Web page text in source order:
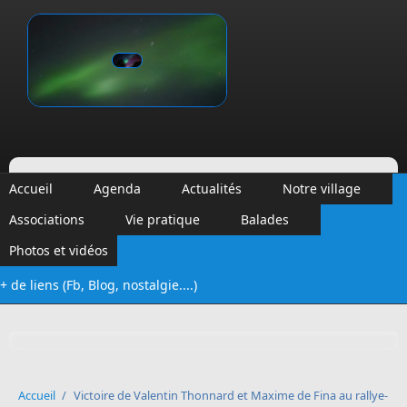
Vinalmont
Accueil Agenda Actualités
Notre village
Associations
Vie pratique
Balades
Photos et vidéos
+ de liens (Fb, Blog, nostalgie....)
Accueil / Victoire de Valentin Thonnard et Maxime de Fina au rallye-